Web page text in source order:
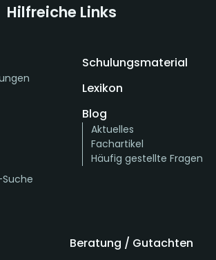
Hilfreiche Links
Schulungsmaterial
Lexikon
Blog
Aktuelles
Fachartikel
Häufig gestellte Fragen
Beratung / Gutachten